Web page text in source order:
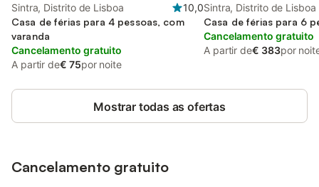
Sintra, Distrito de Lisboa
10,0
Casa de férias para 4 pessoas, com
varanda
Cancelamento gratuito
A partir de€ 75por noite
Sintra, Distrito de Lisboa
Casa de férias para 6
Cancelamento gratuito
A partir de€ 383por
Mostrar todas as ofertas
Cancelamento gratuito